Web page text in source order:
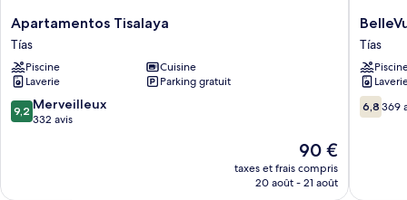
Apartamentos
Tisalaya
Tías
Apartamentos Tisalaya
Tías
Piscine
Cuisine
Laverie
Parking gratuit
9.2
sur
9,2 Merveilleux
332 avis
Le
nouveau
prix
90 €
taxes et frais compris
20 août - 21 août
Tías
Tías
6.8
sur
6,8 369